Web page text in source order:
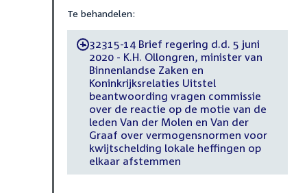
Te behandelen:
-32315-14 Brief regering d.d. 5 juni
2020 - K.H. Ollongren, minister van
Binnenlandse Zaken en
Koninkrijksrelaties Uitstel
beantwoording vragen commissie
over de reactie op de motie van de
leden Van der Molen en Van der
Graaf over vermogensnormen voor
kwijtschelding lokale heffingen op
elkaar afstemmen